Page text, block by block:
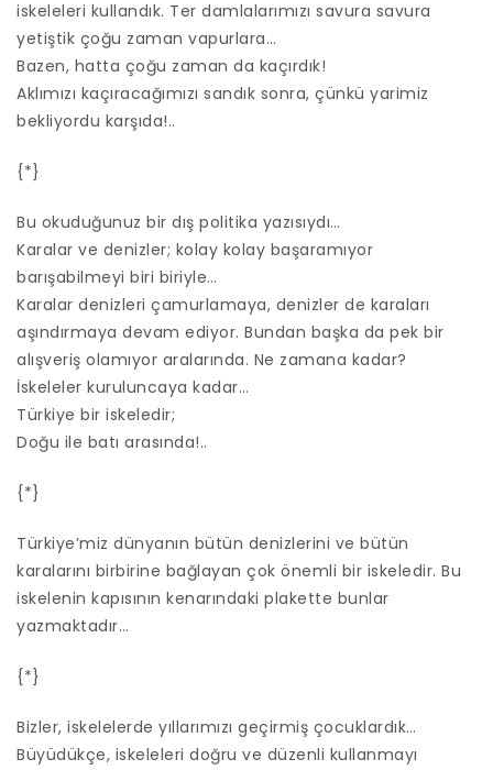
iskeleleri kullandık. Ter damlalarımızı savura savura
yetiştik çoğu zaman vapurlara…
Bazen, hatta çoğu zaman da kaçırdık!
Aklımızı kaçıracağımızı sandık sonra, çünkü yarimiz
bekliyordu karşıda!..
{*}
Bu okuduğunuz bir dış politika yazısıydı…
Karalar ve denizler; kolay kolay başaramıyor
barışabilmeyi biri biriyle…
Karalar denizleri çamurlamaya, denizler de karaları
aşındırmaya devam ediyor. Bundan başka da pek bir
alışveriş olamıyor aralarında. Ne zamana kadar?
İskeleler kuruluncaya kadar…
Türkiye bir iskeledir;
Doğu ile batı arasında!..
{*}
Türkiye’miz dünyanın bütün denizlerini ve bütün
karalarını birbirine bağlayan çok önemli bir iskeledir. Bu
iskelenin kapısının kenarındaki plakette bunlar
yazmaktadır…
{*}
Bizler, iskelelerde yıllarımızı geçirmiş çocuklardık…
Büyüdükçe, iskeleleri doğru ve düzenli kullanmayı